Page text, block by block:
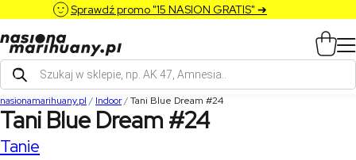
Sprawdź promo "15 NASION GRATIS" ➔
Wyszukiwarka
produktów
nasionamarihuany.pl / Indoor/Tani Blue Dream #24
Tani Blue Dream #24
Tanie